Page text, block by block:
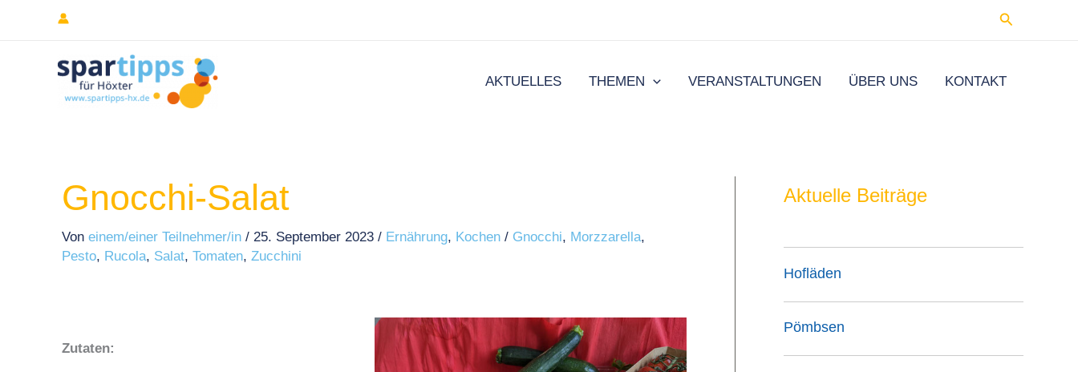
Suchen
AKTUELLES THEMEN VERANSTALTUNGEN ÜBER UNS KONTAKT
Gnocchi-Salat
Von einem/einer Teilnehmer/in / 25. September 2023 / Ernährung, Kochen / Gnocchi, Morzzarella,
Pesto, Rucola, Salat, Tomaten, Zucchini
Zutaten:
Aktuelle Beiträge
Hofläden
Pömbsen